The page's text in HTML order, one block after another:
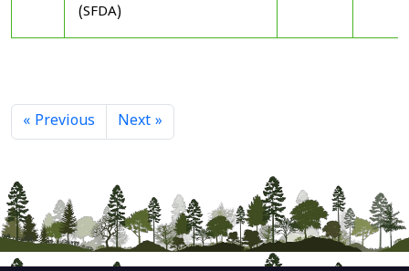
(SFDA)
« Previous Next »